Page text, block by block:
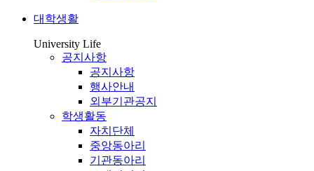
대학생활
University Life
공지사항
공지사항
행사안내
외부기관공지
학생활동
자치단체
중앙동아리
기관동아리